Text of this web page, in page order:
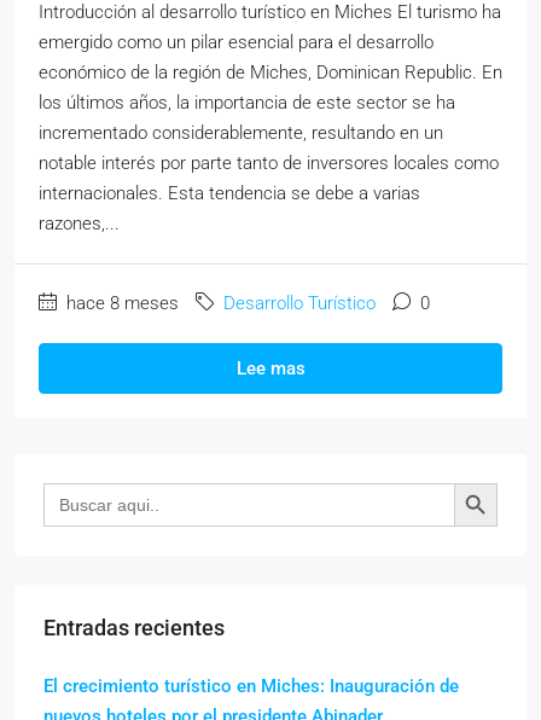
Introducción al desarrollo turístico en Miches El turismo ha
emergido como un pilar esencial para el desarrollo
económico de la región de Miches, Dominican Republic. En
los últimos años, la importancia de este sector se ha
incrementado considerablemente, resultando en un
notable interés por parte tanto de inversores locales como
internacionales. Esta tendencia se debe a varias
razones,...
hace 8 meses Desarrollo Turístico 0
Lee mas
Buscar: Botón de búsqueda
Entradas recientes
El crecimiento turístico en Miches: Inauguración de